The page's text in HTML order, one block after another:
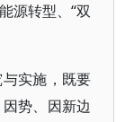
源转型、“双
实施，既要
势、因新边